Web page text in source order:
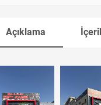
Açıklama